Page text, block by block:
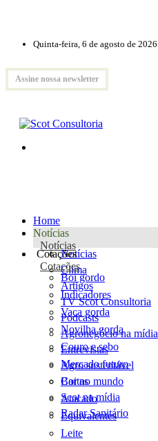
Quinta-feira, 6 de agosto de 2026
Assine nossa newsletter
Home
Notícias
Notícias
Notícias
Clima
Artigos
TV Scot Consultoria
Podcasts
Agronegócio na mídia
Entrevistas
Agro sustentável
Cartas
Scot na mídia
Radar Sanitário
Cotações
Cotações
Boi gordo
Indicadores
Vaca gorda
Novilha gorda
Couro e sebo
Mercado futuro
Boi no mundo
Atacado
Equivalentes
Leite